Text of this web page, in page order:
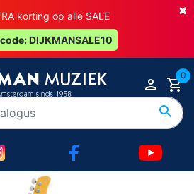
×
korting op alle SALE
DIJKMANSALE10
0